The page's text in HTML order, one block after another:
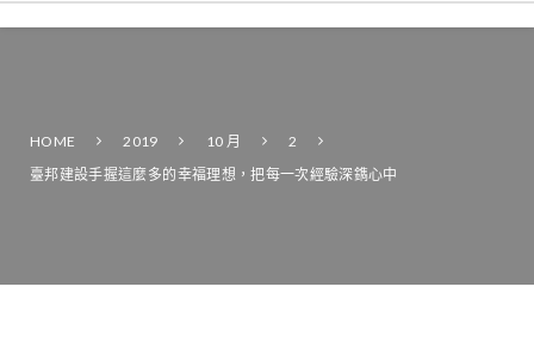
HOME 2019 10 月
2
臺邦建設手握這麼多的幸福理想，把每一次經驗深鐫心中